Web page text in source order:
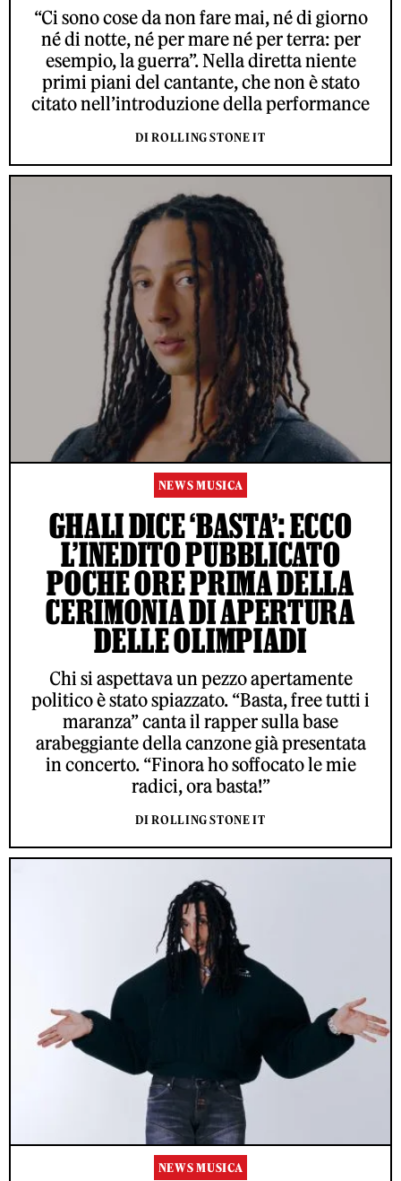
“Ci sono cose da non fare mai, né di giorno
né di notte, né per mare né per terra: per
esempio, la guerra”. Nella diretta niente
primi piani del cantante, che non è stato
citato nell’introduzione della performance
DI ROLLING STONE IT
NEWS MUSICA
GHALI DICE ‘BASTA’: ECCO
L’INEDITO PUBBLICATO
POCHE ORE PRIMA DELLA
CERIMONIA DI APERTURA
DELLE OLIMPIADI
Chi si aspettava un pezzo apertamente
politico è stato spiazzato. “Basta, free tutti i
maranza” canta il rapper sulla base
arabeggiante della canzone già presentata
in concerto. “Finora ho soffocato le mie
radici, ora basta!”
DI ROLLING STONE IT
NEWS MUSICA